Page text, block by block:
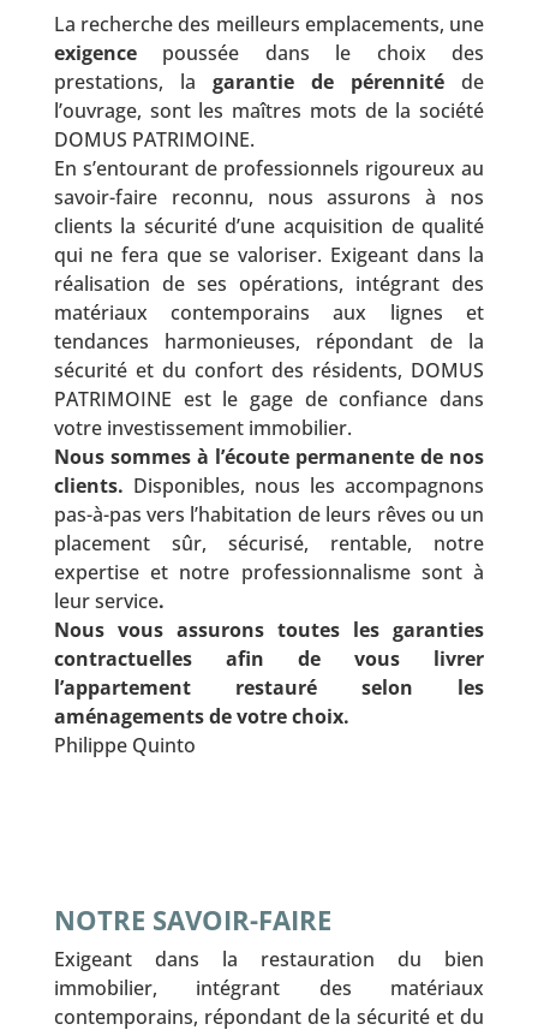
La recherche des meilleurs emplacements, une
exigencepoussée dans le choix des
prestations, la garantie de pérennité de
l’ouvrage, sont les maîtres mots de la société
DOMUS PATRIMOINE.
En s’entourant de professionnels rigoureux au
savoir-faire reconnu, nous assurons à nos
clients la sécurité d’une acquisition de qualité
qui ne fera que se valoriser. Exigeant dans la
réalisation de ses opérations, intégrant des
matériaux contemporains aux lignes et
tendances harmonieuses, répondant de la
sécurité et du confort des résidents, DOMUS
PATRIMOINE est le gage de confiance dans
votre investissement immobilier.
Nous sommes à l’écoute permanente de nos
clients. Disponibles, nous les accompagnons
pas-à-pas vers l’habitation de leurs rêves ou un
placement sûr, sécurisé, rentable, notre
expertise et notre professionnalisme sont à
leur service.
Nous vous assurons toutes les garanties
contractuelles afin de vous livrer
l’appartement restauré selon les
aménagements de votre choix.
Philippe Quinto
NOTRE SAVOIR-FAIRE
Exigeant dans la restauration du bien
immobilier, intégrant des matériaux
contemporains, répondant de la sécurité et du